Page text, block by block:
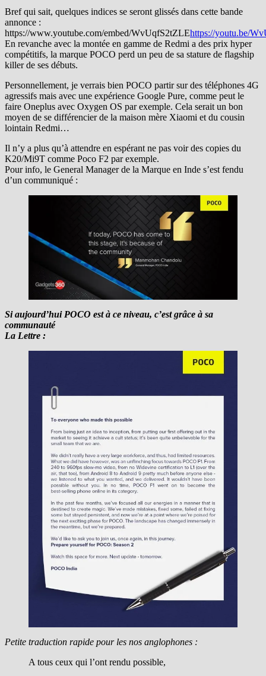
Bref qui sait, quelques indices se seront glissés dans cette bande
annonce :
https://www.youtube.com/embed/WvUqfS2tZLEhttps://youtu.be/
En revanche avec la montée en gamme de Redmi a des prix hyper
compétitifs, la marque POCO perd un peu de sa stature de flagship
killer de ses débuts.
Personnellement, je verrais bien POCO partir sur des téléphones 4G
agressifs mais avec une expérience Google Pure, comme peut le
faire Oneplus avec Oxygen OS par exemple. Cela serait un bon
moyen de se différencier de la maison mère Xiaomi et du cousin
lointain Redmi…
Il n’y a plus qu’à attendre en espérant ne pas voir des copies du
K20/Mi9T comme Poco F2 par exemple.
Pour info, le General Manager de la Marque en Inde s’est fendu
d’un communiqué :
Si aujourd’hui POCO est à ce niveau, c’est grâce à sa
communauté
La Lettre :
Petite traduction rapide pour les nos anglophones :
A tous ceux qui l’ont rendu possible,